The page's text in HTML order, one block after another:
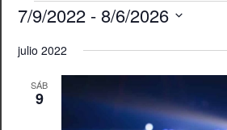
Eventos
7/9/2022 - 8/6/2026
la
fecha.
julio 2022
SÁB
9